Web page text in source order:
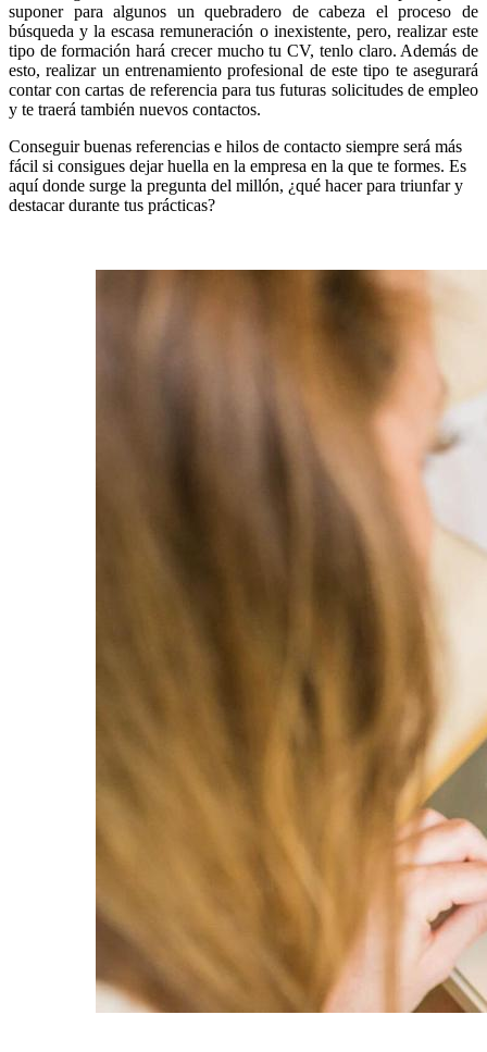
suponer para algunos un quebradero de cabeza el proceso de
búsqueda y la escasa remuneración o inexistente, pero, realizar este
tipo de formación hará crecer mucho tu CV, tenlo claro. Además de
esto, realizar un entrenamiento profesional de este tipo te asegurará
contar con cartas de referencia para tus futuras solicitudes de empleo
y te traerá también nuevos contactos.
Conseguir buenas referencias e hilos de contacto siempre será más
fácil si consigues dejar huella en la empresa en la que te formes. Es
aquí donde surge la pregunta del millón, ¿qué hacer para triunfar y
destacar durante tus prácticas?